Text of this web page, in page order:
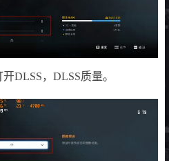
DLSS，DLSS质量。